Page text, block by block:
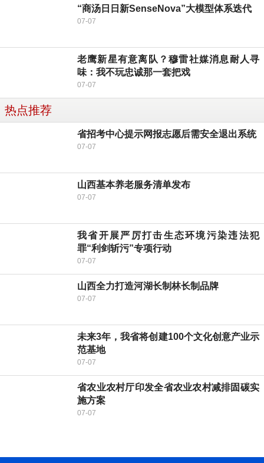
“商汤日日新SenseNova”大模型体系迭代
07-07
老鹰新星有意离队？穆雷社媒消息耐人寻
味：我不玩忠诚那一套把戏
07-07
热点推荐
省招考中心提示网报志愿后需安全退出系统
07-07
山西基本养老服务清单发布
07-07
我省开展严厉打击生态环境污染违法犯
罪“利剑斩污”专项行动
07-07
山西全力打造河湖长制林长制品牌
07-07
未来3年，我省将创建100个文化创意产业示
范基地
07-07
省农业农村厅印发全省农业农村减排固碳实
施方案
07-07